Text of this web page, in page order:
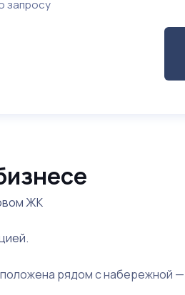
запросу
ЖК
рядом с набережной